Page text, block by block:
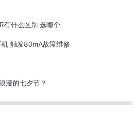
有什么区别 选哪个
触发80mA故障维修
漫的七夕节？